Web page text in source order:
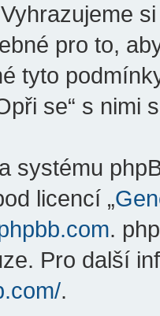
pro to,
tyto
se“ s nimi
systému
licencí „
.
Pro další
.